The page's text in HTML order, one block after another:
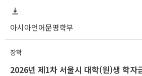
아시아언어문명학부
장학
2026년 제1차 서울시 대학(원)생 학자